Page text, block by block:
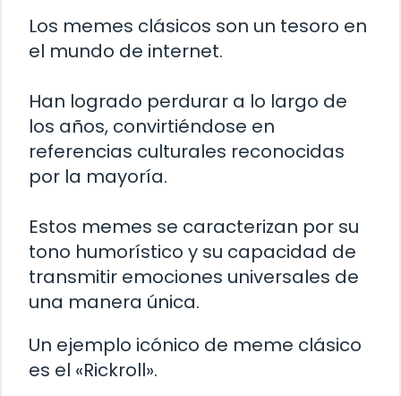
Los memes clásicos son un tesoro en
el mundo de internet.
Han logrado perdurar a lo largo de
los años, convirtiéndose en
referencias culturales reconocidas
por la mayoría.
Estos memes se caracterizan por su
tono humorístico y su capacidad de
transmitir emociones universales de
una manera única.
Un ejemplo icónico de meme clásico
es el «Rickroll».